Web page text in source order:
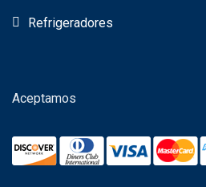
Refrigeradores
Aceptamos